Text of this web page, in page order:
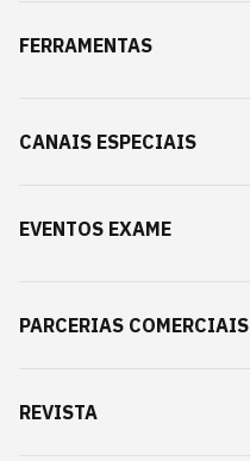
FERRAMENTAS
CANAIS ESPECIAIS
EVENTOS EXAME
PARCERIAS COMERCIAIS
REVISTA